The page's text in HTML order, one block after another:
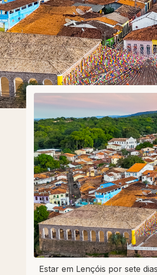
Estar em Lençóis por sete